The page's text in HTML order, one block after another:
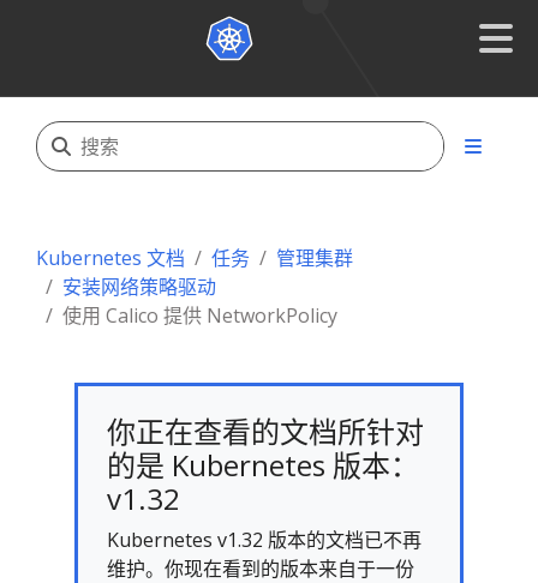
Kubernetes 文档 任务
管理集群
安装网络策略驱动
使用 Calico 提供 NetworkPolicy
你正在查看的文档所针对
的是 Kubernetes 版本：
v1.32
Kubernetes v1.32 版本的文档已不再
维护。你现在看到的版本来自于一份